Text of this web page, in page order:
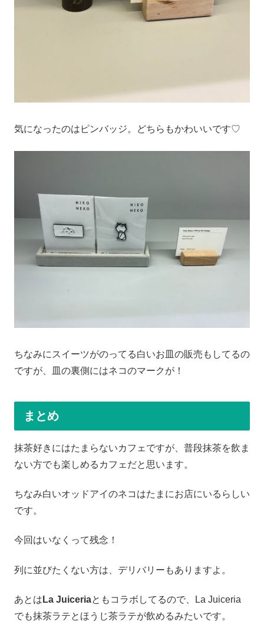
気になったのはピンバッジ。どちらもかわいいです♡
ちなみにスイーツがのってる白いお皿の販売もしてるの
ですが、皿の裏側にはネコのマークが！
まとめ
抹茶好きにはたまらないカフェですが、普段抹茶を飲ま
ない方でも楽しめるカフェだと思います。
ちなみ白いオッドアイのネコはたまにお店にいるらしい
です。
今回はいなくって残念！
列に並びたくない方は、デリバリーもありますよ。
あとは La Juiceriaともコラボしてるので、La Juiceria
でも抹茶ラテとほうじ茶ラテが飲めるみたいです。